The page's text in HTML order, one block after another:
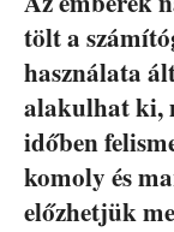
tölt a
használata
alakulhat ki,
időben
komoly és
előzhetjük